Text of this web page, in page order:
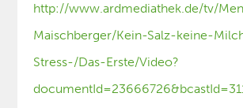
http://www.ardmediathek.de/tv/
Maischberger/Kein-Salz-keine-
Stress-/Das-Erste/Video?